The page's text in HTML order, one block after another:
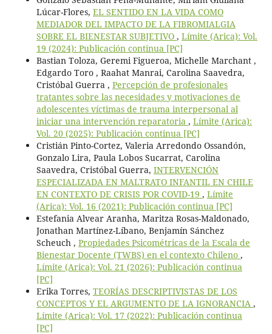
Lúcar-Flores, EL SENTIDO EN LA VIDA COMO
MEDIADOR DEL IMPACTO DE LA FIBROMIALGIA
SOBRE EL BIENESTAR SUBJETIVO , Límite (Arica): Vol.
19 (2024): Publicación continua [PC]
Bastian Toloza, Geremi Figueroa, Michelle Marchant ,
Edgardo Toro , Raahat Manrai, Carolina Saavedra,
Cristóbal Guerra , Percepción de profesionales
tratantes sobre las necesidades y motivaciones de
adolescentes víctimas de trauma interpersonal al
iniciar una intervención reparatoria , Límite (Arica):
Vol. 20 (2025): Publicación continua [PC]
Cristián Pinto-Cortez, Valeria Arredondo Ossandón,
Gonzalo Lira, Paula Lobos Sucarrat, Carolina
Saavedra, Cristóbal Guerra, INTERVENCIÓN
ESPECIALIZADA EN MALTRATO INFANTIL EN CHILE
EN CONTEXTO DE CRISIS POR COVID-19 , Límite
(Arica): Vol. 16 (2021): Publicación continua [PC]
Estefania Alvear Aranha, Maritza Rosas-Maldonado,
Jonathan Martínez-Líbano, Benjamín Sánchez
Scheuch , Propiedades Psicométricas de la Escala de
Bienestar Docente (TWBS) en el contexto Chileno ,
Límite (Arica): Vol. 21 (2026): Publicación continua
[PC]
Erika Torres, TEORÍAS DESCRIPTIVISTAS DE LOS
CONCEPTOS Y EL ARGUMENTO DE LA IGNORANCIA ,
Límite (Arica): Vol. 17 (2022): Publicación continua
[PC]